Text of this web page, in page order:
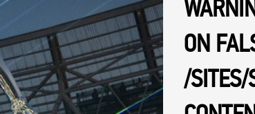
ON
/SITES/